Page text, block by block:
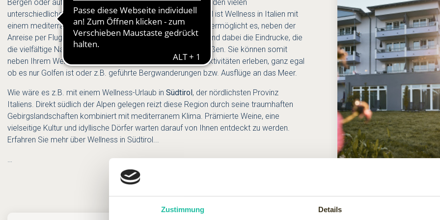
Zustimmung Details
Bergen oder auf dem Land. In diesem Land werden Sie von den vielen
unterschiedlichen Regionen begeistert sein. Besonders ideal ist Wellness in Italien mit
einem mediterranen "SPA Touch". Die Nähe zu Deutschland ermöglicht es, neben der
Anreise per Flug, auch das Land mit dem Auto zu bereisen und dabei die Eindrucke, die
die vielfältige Natur einem verschafft, voll und ganz zu genießen. Sie können somit
neben Ihrem Wellness Aufenthalt auch noch viele weitere Aktivitäten erleben, ganz egal
ob es nur Golfen ist oder z.B. geführte Bergwanderungen bzw. Ausflüge an das Meer.
Wie wäre es z.B. mit einem Wellness-Urlaub in Südtirol, der nördlichsten Provinz
Italiens. Direkt südlich der Alpen gelegen reizt diese Region durch seine traumhaften
Gebirgslandschaften kombiniert mit mediterranem Klima. Prämierte Weine, eine
vielseitige Kultur und idyllische Dörfer warten darauf von Ihnen entdeckt zu werden.
Erfahren Sie mehr über Wellness in Südtirol...